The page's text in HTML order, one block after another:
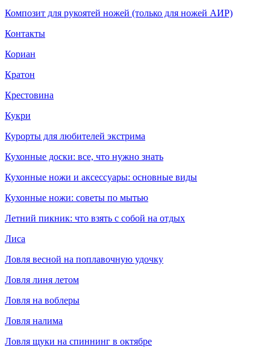
Композит для рукоятей ножей (только для ножей АИР)
Контакты
Кориан
Кратон
Крестовина
Кукри
Курорты для любителей экстрима
Кухонные доски: все, что нужно знать
Кухонные ножи и аксессуары: основные виды
Кухонные ножи: советы по мытью
Летний пикник: что взять с собой на отдых
Лиса
Ловля весной на поплавочную удочку
Ловля линя летом
Ловля на воблеры
Ловля налима
Ловля щуки на спиннинг в октябре